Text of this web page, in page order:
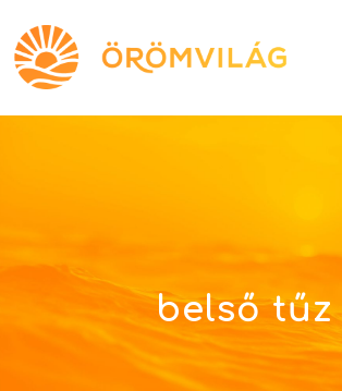
belső tűz